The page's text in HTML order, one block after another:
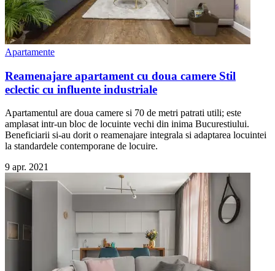
Apartamente
Reamenajare apartament cu doua camere Stil
eclectic cu influente industriale
Apartamentul are doua camere si 70 de metri patrati utili; este
amplasat intr-un bloc de locuinte vechi din inima Bucurestiului.
Beneficiarii si-au dorit o reamenajare integrala si adaptarea locuintei
la standardele contemporane de locuire.
9 apr. 2021